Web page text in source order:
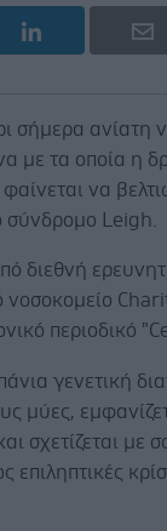
σήμερα ανίατη
με τα οποία η
να
Leigh.
διεθνή
νοσοκομείο
περιοδικό
γενετική
μύες,
σχετίζεται με